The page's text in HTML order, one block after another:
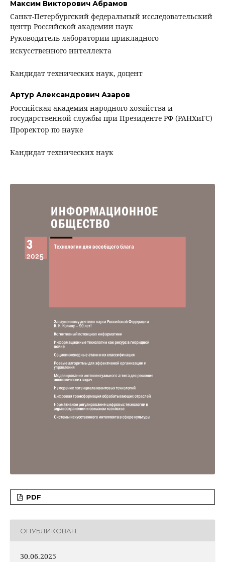
Максим Викторович Абрамов
Санкт-Петербургский федеральный исследовательский
центр Российской академии наук
Руководитель лаборатории прикладного
искусственного интеллекта
Кандидат технических наук, доцент
Артур Александрович Азаров
Российская академия народного хозяйства и
государственной службы при Президенте РФ (РАНХиГС)
Проректор по науке
Кандидат технических наук
PDF
ОПУБЛИКОВАН
30.06.2025